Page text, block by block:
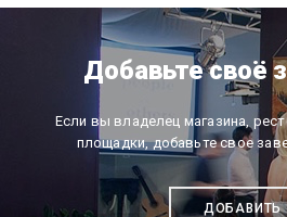
Добавьте своё
Если вы владелец магазина,
площадки, добавьте свое
ДОБАВИТЬ